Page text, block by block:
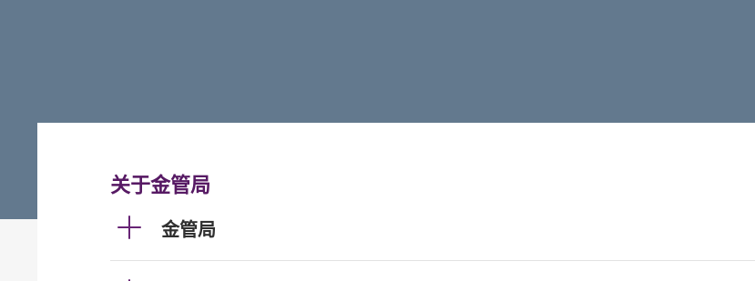
关于金管局
金管局